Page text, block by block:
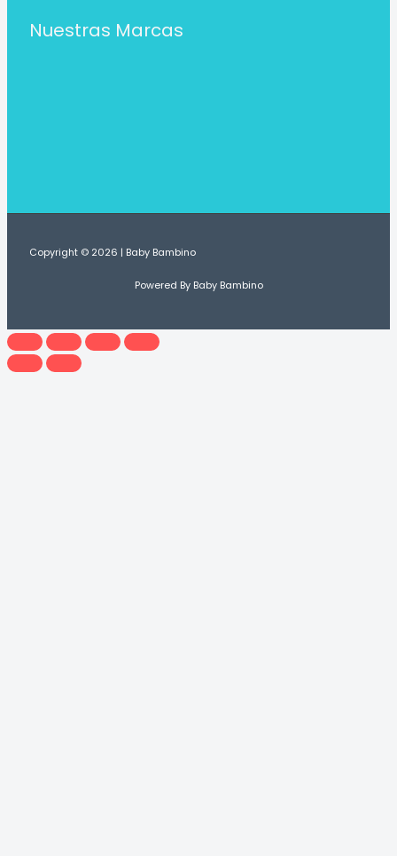
Nuestras Marcas
Copyright © 2026 | Baby Bambino
Powered By Baby Bambino